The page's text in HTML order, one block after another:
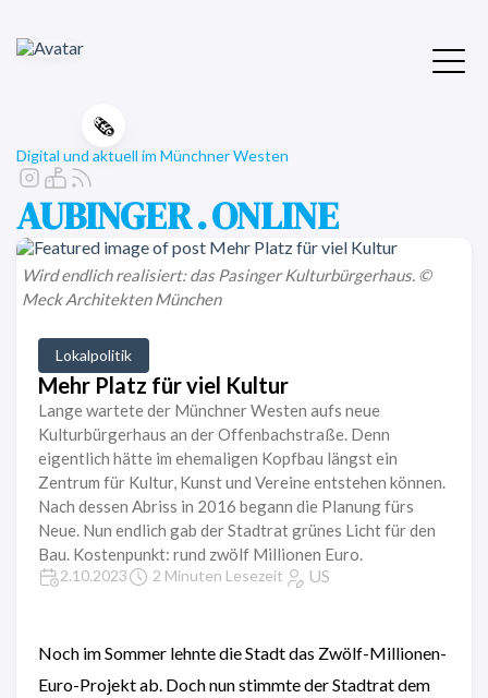
🗞️
Digital und aktuell im Münchner Westen
AUBINGER . ONLINE
Wird endlich realisiert: das Pasinger Kulturbürgerhaus. ©
Meck Architekten München
Lokalpolitik
Mehr Platz für viel Kultur
Lange wartete der Münchner Westen aufs neue
Kulturbürgerhaus an der Offenbachstraße. Denn
eigentlich hätte im ehemaligen Kopfbau längst ein
Zentrum für Kultur, Kunst und Vereine entstehen können.
Nach dessen Abriss in 2016 begann die Planung fürs
Neue. Nun endlich gab der Stadtrat grünes Licht für den
Bau. Kostenpunkt: rund zwölf Millionen Euro.
2.10.2023 2 Minuten Lesezeit US
Noch im Sommer lehnte die Stadt das Zwölf-Millionen-
Euro-Projekt ab. Doch nun stimmte der Stadtrat dem